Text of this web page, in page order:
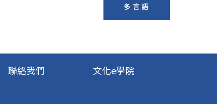
多言語
聯絡我們
文化e學院